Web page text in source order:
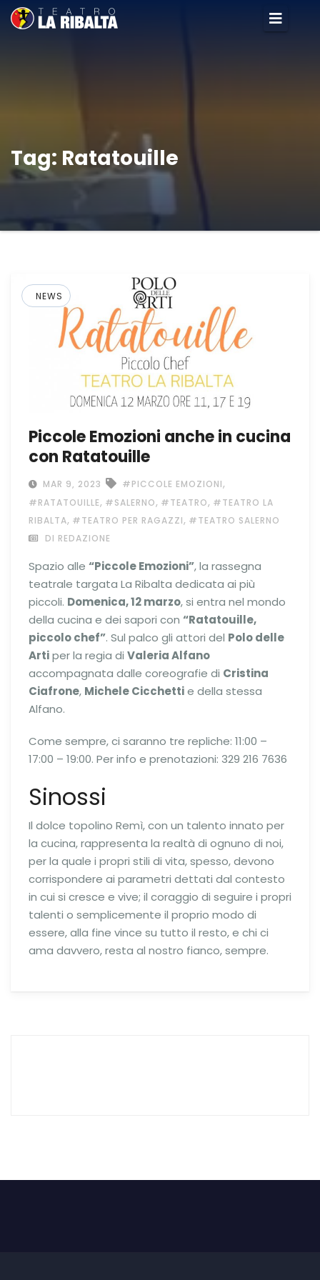
Tag: Ratatouille
NEWS
Piccole Emozioni anche in cucina
con Ratatouille
MAR 9, 2023 #PICCOLE EMOZIONI,
#RATATOUILLE, #SALERNO, #TEATRO, #TEATRO LA
RIBALTA, #TEATRO PER RAGAZZI, #TEATRO SALERNO
DI REDAZIONE
Spazio alle “Piccole Emozioni”, la rassegna
teatrale targata La Ribalta dedicata ai più
piccoli. Domenica, 12 marzo, si entra nel mondo
della cucina e dei sapori con “Ratatouille,
piccolo chef”. Sul palco gli attori del Polo delle
Artiper la regia di Valeria Alfano
accompagnata dalle coreografie di Cristina
Ciafrone, Michele Cicchettie della stessa
Alfano.
Come sempre, ci saranno tre repliche: 11:00 –
17:00 – 19:00. Per info e prenotazioni: 329 216 7636
Sinossi
Il dolce topolino Remì, con un talento innato per
la cucina, rappresenta la realtà di ognuno di noi,
per la quale i propri stili di vita, spesso, devono
corrispondere ai parametri dettati dal contesto
in cui si cresce e vive; il coraggio di seguire i propri
talenti o semplicemente il proprio modo di
essere, alla fine vince su tutto il resto, e chi ci
ama davvero, resta al nostro fianco, sempre.